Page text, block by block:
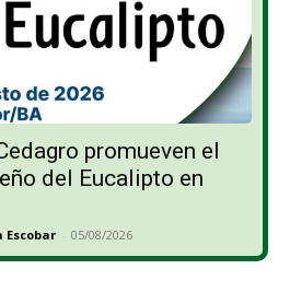
promueven el
del Eucalipto en
Escobar - 05/08/2026